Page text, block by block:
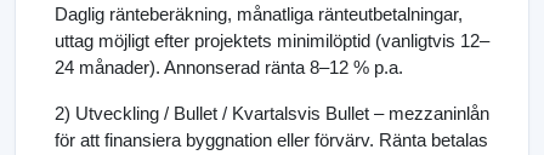
Daglig ränteberäkning, månatliga ränteutbetalningar,
uttag möjligt efter projektets minimilöptid (vanligtvis 12–
24 månader). Annonserad ränta 8–12 % p.a.
2) Utveckling / Bullet / Kvartalsvis Bullet – mezzaninlån
för att finansiera byggnation eller förvärv. Ränta betalas